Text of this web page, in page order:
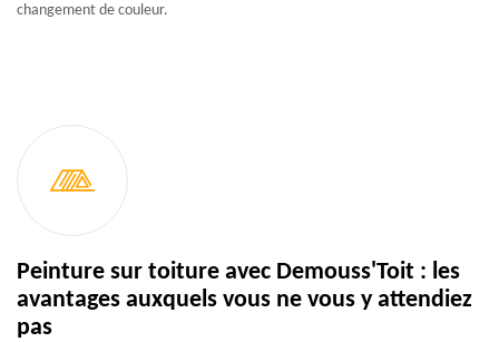
changement de couleur.
Peinture sur toiture avec Demouss'Toit : les
avantages auxquels vous ne vous y attendiez
pas